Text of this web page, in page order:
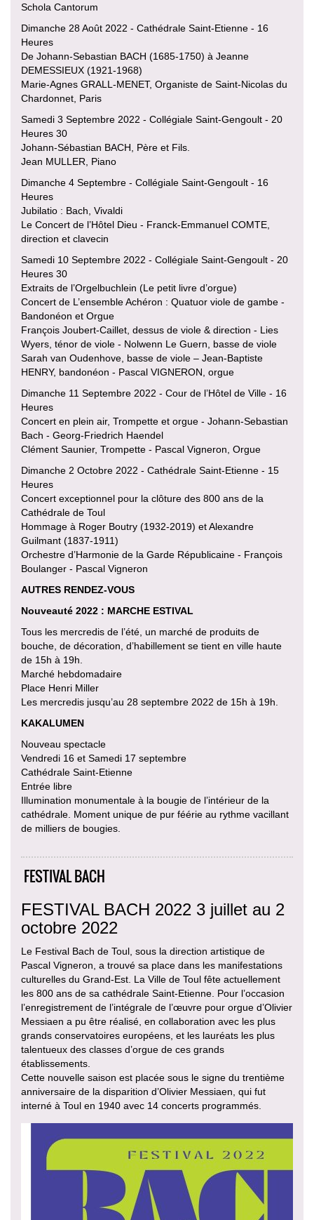
Schola Cantorum
Dimanche 28 Août 2022 - Cathédrale Saint-Etienne - 16
Heures
De Johann-Sebastian BACH (1685-1750) à Jeanne
DEMESSIEUX (1921-1968)
Marie-Agnes GRALL-MENET, Organiste de Saint-Nicolas du
Chardonnet, Paris
Samedi 3 Septembre 2022 - Collégiale Saint-Gengoult - 20
Heures 30
Johann-Sébastian BACH, Père et Fils.
Jean MULLER, Piano
Dimanche 4 Septembre - Collégiale Saint-Gengoult - 16
Heures
Jubilatio : Bach, Vivaldi
Le Concert de l’Hôtel Dieu - Franck-Emmanuel COMTE,
direction et clavecin
Samedi 10 Septembre 2022 - Collégiale Saint-Gengoult - 20
Heures 30
Extraits de l’Orgelbuchlein (Le petit livre d’orgue)
Concert de L’ensemble Achéron : Quatuor viole de gambe -
Bandonéon et Orgue
François Joubert-Caillet, dessus de viole & direction - Lies
Wyers, ténor de viole - Nolwenn Le Guern, basse de viole
Sarah van Oudenhove, basse de viole – Jean-Baptiste
HENRY, bandonéon - Pascal VIGNERON, orgue
Dimanche 11 Septembre 2022 - Cour de l’Hôtel de Ville - 16
Heures
Concert en plein air, Trompette et orgue - Johann-Sebastian
Bach - Georg-Friedrich Haendel
Clément Saunier, Trompette - Pascal Vigneron, Orgue
Dimanche 2 Octobre 2022 - Cathédrale Saint-Etienne - 15
Heures
Concert exceptionnel pour la clôture des 800 ans de la
Cathédrale de Toul
Hommage à Roger Boutry (1932-2019) et Alexandre
Guilmant (1837-1911)
Orchestre d’Harmonie de la Garde Républicaine - François
Boulanger - Pascal Vigneron
AUTRES RENDEZ-VOUS
Nouveauté 2022 : MARCHE ESTIVAL
Tous les mercredis de l’été, un marché de produits de
bouche, de décoration, d’habillement se tient en ville haute
de 15h à 19h.
Marché hebdomadaire
Place Henri Miller
Les mercredis jusqu’au 28 septembre 2022 de 15h à 19h.
KAKALUMEN
Nouveau spectacle
Vendredi 16 et Samedi 17 septembre
Cathédrale Saint-Etienne
Entrée libre
Illumination monumentale à la bougie de l’intérieur de la
cathédrale. Moment unique de pur féérie au rythme vacillant
de milliers de bougies.
FESTIVAL BACH
FESTIVAL BACH 2022 3 juillet au 2
octobre 2022
Le Festival Bach de Toul, sous la direction artistique de
Pascal Vigneron, a trouvé sa place dans les manifestations
culturelles du Grand-Est. La Ville de Toul fête actuellement
les 800 ans de sa cathédrale Saint-Etienne. Pour l’occasion
l’enregistrement de l’intégrale de l’œuvre pour orgue d’Olivier
Messiaen a pu être réalisé, en collaboration avec les plus
grands conservatoires européens, et les lauréats les plus
talentueux des classes d’orgue de ces grands
établissements.
Cette nouvelle saison est placée sous le signe du trentième
anniversaire de la disparition d’Olivier Messiaen, qui fut
interné à Toul en 1940 avec 14 concerts programmés.